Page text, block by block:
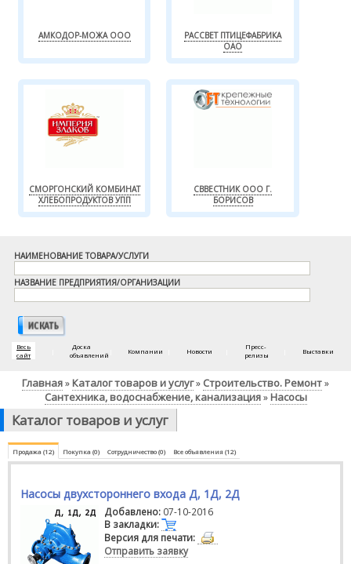
АМКОДОР-МОЖА ООО
РАССВЕТ ПТИЦЕФАБРИКА
ОАО
СМОРГОНСКИЙ КОМБИНАТ
ХЛЕБОПРОДУКТОВ УПП
СВВЕСТНИК ООО Г.
БОРИСОВ
НАИМЕНОВАНИЕ ТОВАРА/УСЛУГИ
НАЗВАНИЕ ПРЕДПРИЯТИЯ/ОРГАНИЗАЦИИ
Весь
сайт
Доска
объявлений
Компании Новости
Пресс-
релизы
Выставки
Главная» Каталог товаров и услуг» Строительство. Ремонт»
Сантехника, водоснабжение, канализация» Насосы
Каталог товаров и услуг
Продажа (12) Покупка (0) Сотрудничество (0) Все объявления (12)
Насосы двухстороннего входа Д, 1Д, 2Д
Добавлено: 07-10-2016
В закладки:
Версия для печати:
Отправить заявку